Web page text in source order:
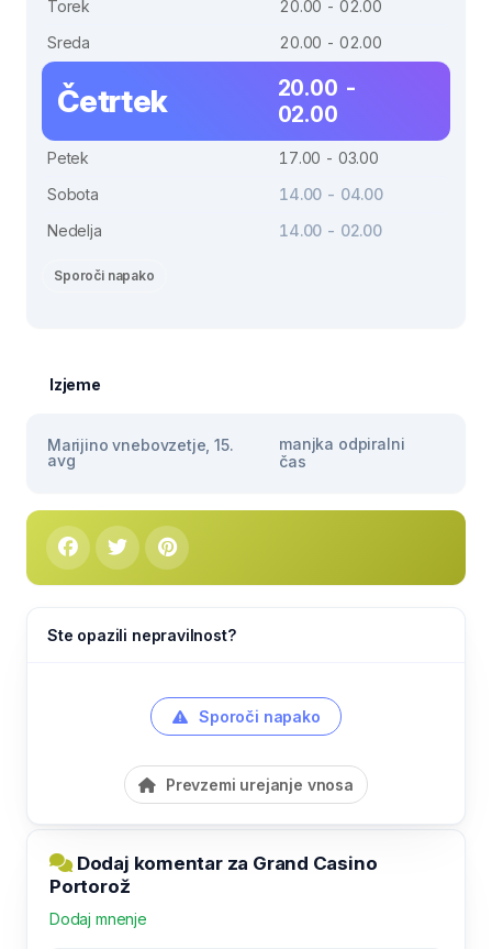
Torek
20.00 - 02.00
Sreda
20.00 - 02.00
Četrtek
20.00 -
02.00
Petek
17.00 - 03.00
Sobota
14.00 - 04.00
Nedelja
14.00 - 02.00
Sporoči napako
Izjeme
Marijino vnebovzetje, 15.
avg
manjka odpiralni
čas
Ste opazili nepravilnost?
Sporoči napako
Prevzemi urejanje vnosa
Dodaj komentar za Grand Casino
Portorož
Dodaj mnenje